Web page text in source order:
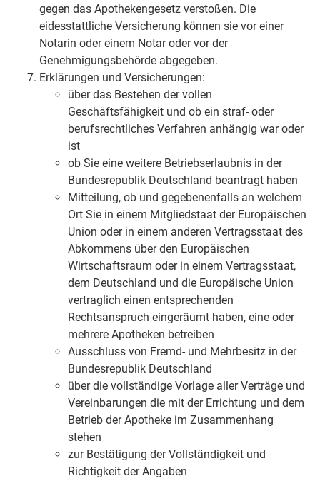
gegen das Apothekengesetz verstoßen. Die
eidesstattliche Versicherung können sie vor einer
Notarin oder einem Notar oder vor der
Genehmigungsbehörde abgegeben.
Erklärungen und Versicherungen:
über das Bestehen der vollen
Geschäftsfähigkeit und ob ein straf- oder
berufsrechtliches Verfahren anhängig war oder
ist
ob Sie eine weitere Betriebserlaubnis in der
Bundesrepublik Deutschland beantragt haben
Mitteilung, ob und gegebenenfalls an welchem
Ort Sie in einem Mitgliedstaat der Europäischen
Union oder in einem anderen Vertragsstaat des
Abkommens über den Europäischen
Wirtschaftsraum oder in einem Vertragsstaat,
dem Deutschland und die Europäische Union
vertraglich einen entsprechenden
Rechtsanspruch eingeräumt haben, eine oder
mehrere Apotheken betreiben
Ausschluss von Fremd- und Mehrbesitz in der
Bundesrepublik Deutschland
über die vollständige Vorlage aller Verträge und
Vereinbarungen die mit der Errichtung und dem
Betrieb der Apotheke im Zusammenhang
stehen
zur Bestätigung der Vollständigkeit und
Richtigkeit der Angaben